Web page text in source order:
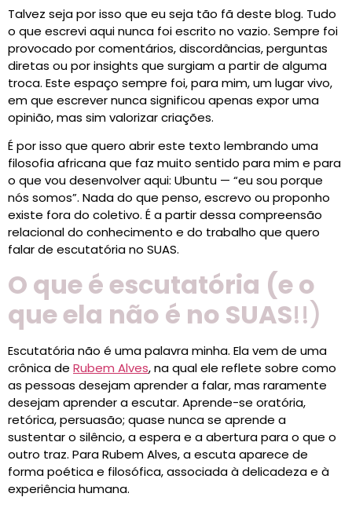
Talvez seja por isso que eu seja tão fã deste blog. Tudo
o que escrevi aqui nunca foi escrito no vazio. Sempre foi
provocado por comentários, discordâncias, perguntas
diretas ou por insights que surgiam a partir de alguma
troca. Este espaço sempre foi, para mim, um lugar vivo,
em que escrever nunca significou apenas expor uma
opinião, mas sim valorizar criações.
É por isso que quero abrir este texto lembrando uma
filosofia africana que faz muito sentido para mim e para
o que vou desenvolver aqui: Ubuntu — “eu sou porque
nós somos”. Nada do que penso, escrevo ou proponho
existe fora do coletivo. É a partir dessa compreensão
relacional do conhecimento e do trabalho que quero
falar de escutatória no SUAS.
O que é escutatória (e o
que ela não é no SUAS!!)
Escutatória não é uma palavra minha. Ela vem de uma
crônica de Rubem Alves, na qual ele reflete sobre como
as pessoas desejam aprender a falar, mas raramente
desejam aprender a escutar. Aprende-se oratória,
retórica, persuasão; quase nunca se aprende a
sustentar o silêncio, a espera e a abertura para o que o
outro traz. Para Rubem Alves, a escuta aparece de
forma poética e filosófica, associada à delicadeza e à
experiência humana.